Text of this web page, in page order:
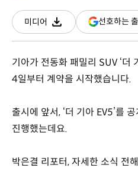
미디어
다운로드
선호하는
기아가 전동화 패밀리 SUV ‘더
4일부터 계약을 시작했습니다.
출시에 앞서, ‘더 기아 EV5’를
진행했는데요.
박은결 리포터, 자세한 소식 전